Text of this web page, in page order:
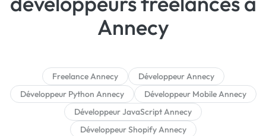
Annecy
Freelance Annecy
Développeur Annecy
Développeur Python Annecy
Développeur Mobile Annecy
Développeur JavaScript Annecy
Développeur Shopify Annecy